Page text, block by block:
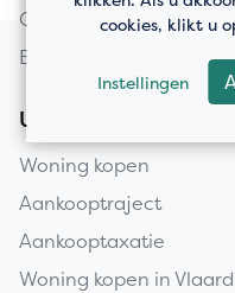
Over ons
Beoordelingen
Uw droomhuis kopen
Woning kopen
Aankooptraject
Aankooptaxatie
Woning kopen in
cookies, klikt u
Instellingen